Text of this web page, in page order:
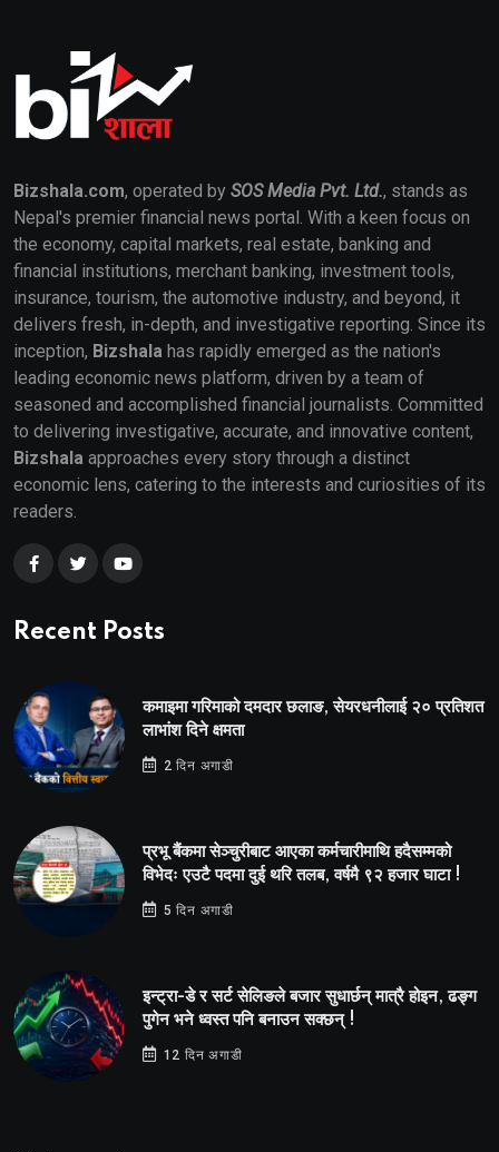
Bizshala.com, operated by SOS Media Pvt. Ltd., stands as
Nepal's premier financial news portal. With a keen focus on
the economy, capital markets, real estate, banking and
financial institutions, merchant banking, investment tools,
insurance, tourism, the automotive industry, and beyond, it
delivers fresh, in-depth, and investigative reporting. Since its
inception, Bizshala has rapidly emerged as the nation's
leading economic news platform, driven by a team of
seasoned and accomplished financial journalists. Committed
to delivering investigative, accurate, and innovative content,
Bizshala approaches every story through a distinct
economic lens, catering to the interests and curiosities of its
readers.
Recent Posts
कमाइमा गरिमाको दमदार छलाङ, सेयरधनीलाई २० प्रतिशत
लाभांश दिने क्षमता
2 दिन अगाडी
प्रभू बैंकमा सेञ्चुरीबाट आएका कर्मचारीमाथि हदैसम्मको
विभेदः एउटै पदमा दुई थरि तलब, वर्षमै ९२ हजार घाटा !
5 दिन अगाडी
इन्ट्रा-डे र सर्ट सेलिङले बजार सुधार्छन् मात्रै होइन, ढङ्ग
पुगेन भने ध्वस्त पनि बनाउन सक्छन् !
12 दिन अगाडी